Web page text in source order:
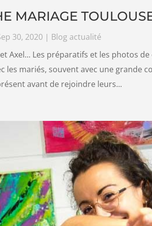
MARIAGE
30, 2020 | Blog actualité
Axel... Les préparatifs et les photos
les mariés, souvent avec une grande
avant de rejoindre leurs...